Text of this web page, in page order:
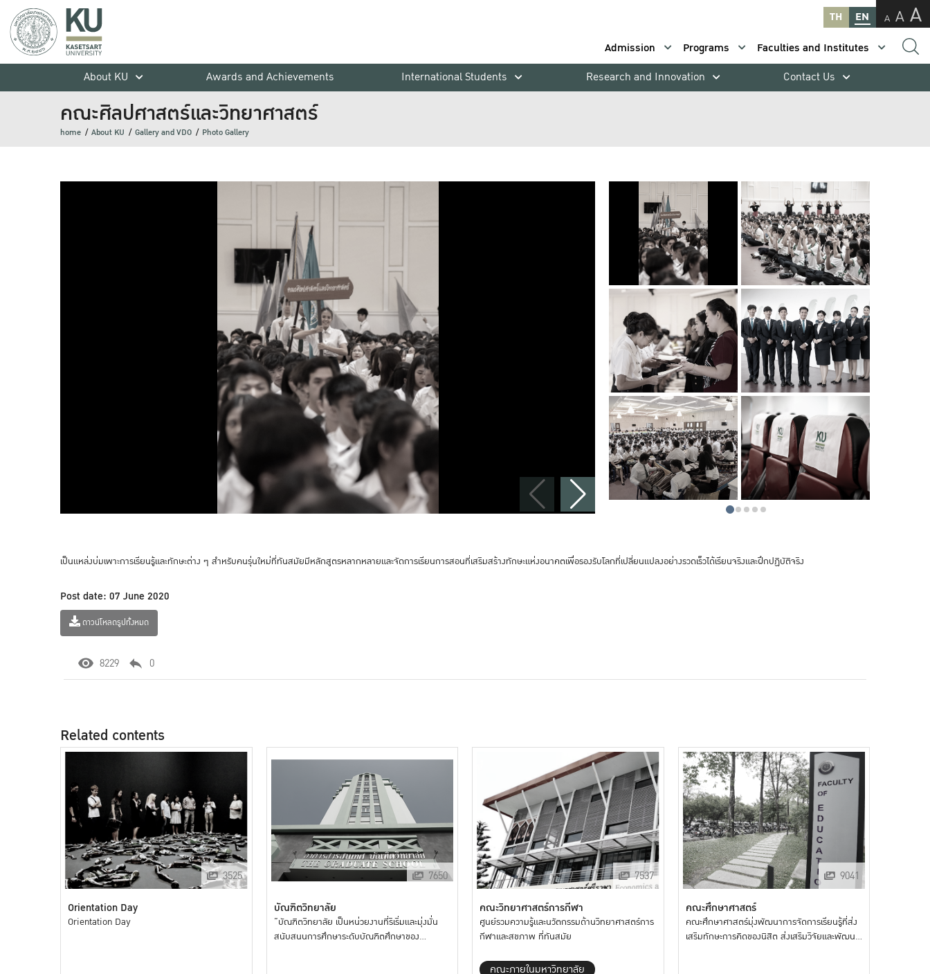
TH EN A A A
Admission Programs
Faculties and Institutes
About KU
Awards and Achievements International Students Research and Innovation Contact Us
คณะศิลปศาสตร์และวิทยาศาสตร์
home About KU Gallery and VDO Photo Gallery
เป็นแหล่งบ่มเพาะการเรียนรู้และทักษะต่าง ๆ สำหรับคนรุ่นใหม่ที่ทันสมัยมีหลักสูตรหลากหลายและจัดการเรียนการสอนที่เสริมสร้างทักษะแห่งอนาคตเพื่อรองรับโลกที่เปลี่ยนแปลงอย่างรวดเร็วได้เรียนจริงและฝึกปฏิบัติจริง
Post date: 07 June 2020
ดาวน์โหลดรูปทั้งหมด
8229 0
Related contents
3525
Orientation Day
Orientation Day
7650
บัณฑิตวิทยาลัย
”บัณฑิตวิทยาลัย เป็นหน่วยงานที่ริเริ่มและมุ่งมั่น
สนับสนุนการศึกษาระดับบัณฑิตศึกษาของ
7537
คณะวิทยาศาสตร์การกีฬา
ศูนย์รวมความรู้และนวัตกรรมด้านวิทยาศาสตร์การ
กีฬาและสุขภาพ ที่ทันสมัย
คณะภายในมหาวิทยาลัย
9041
คณะศึกษาศาสตร์
คณะศึกษาศาสตร์มุ่งพัฒนาการจัดการเรียนรู้ที่ส่ง
เสริมทักษะการคิดของนิสิต ส่งเสริมวิจัยและพัฒนา